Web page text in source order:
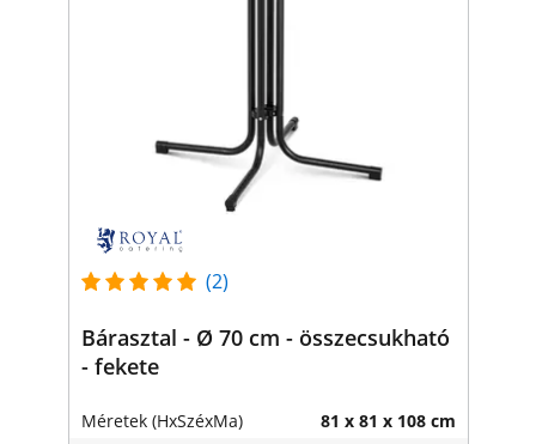
(2)
Bárasztal - Ø 70 cm - összecsukható
- fekete
Méretek (HxSzéxMa) 81 x 81 x 108 cm